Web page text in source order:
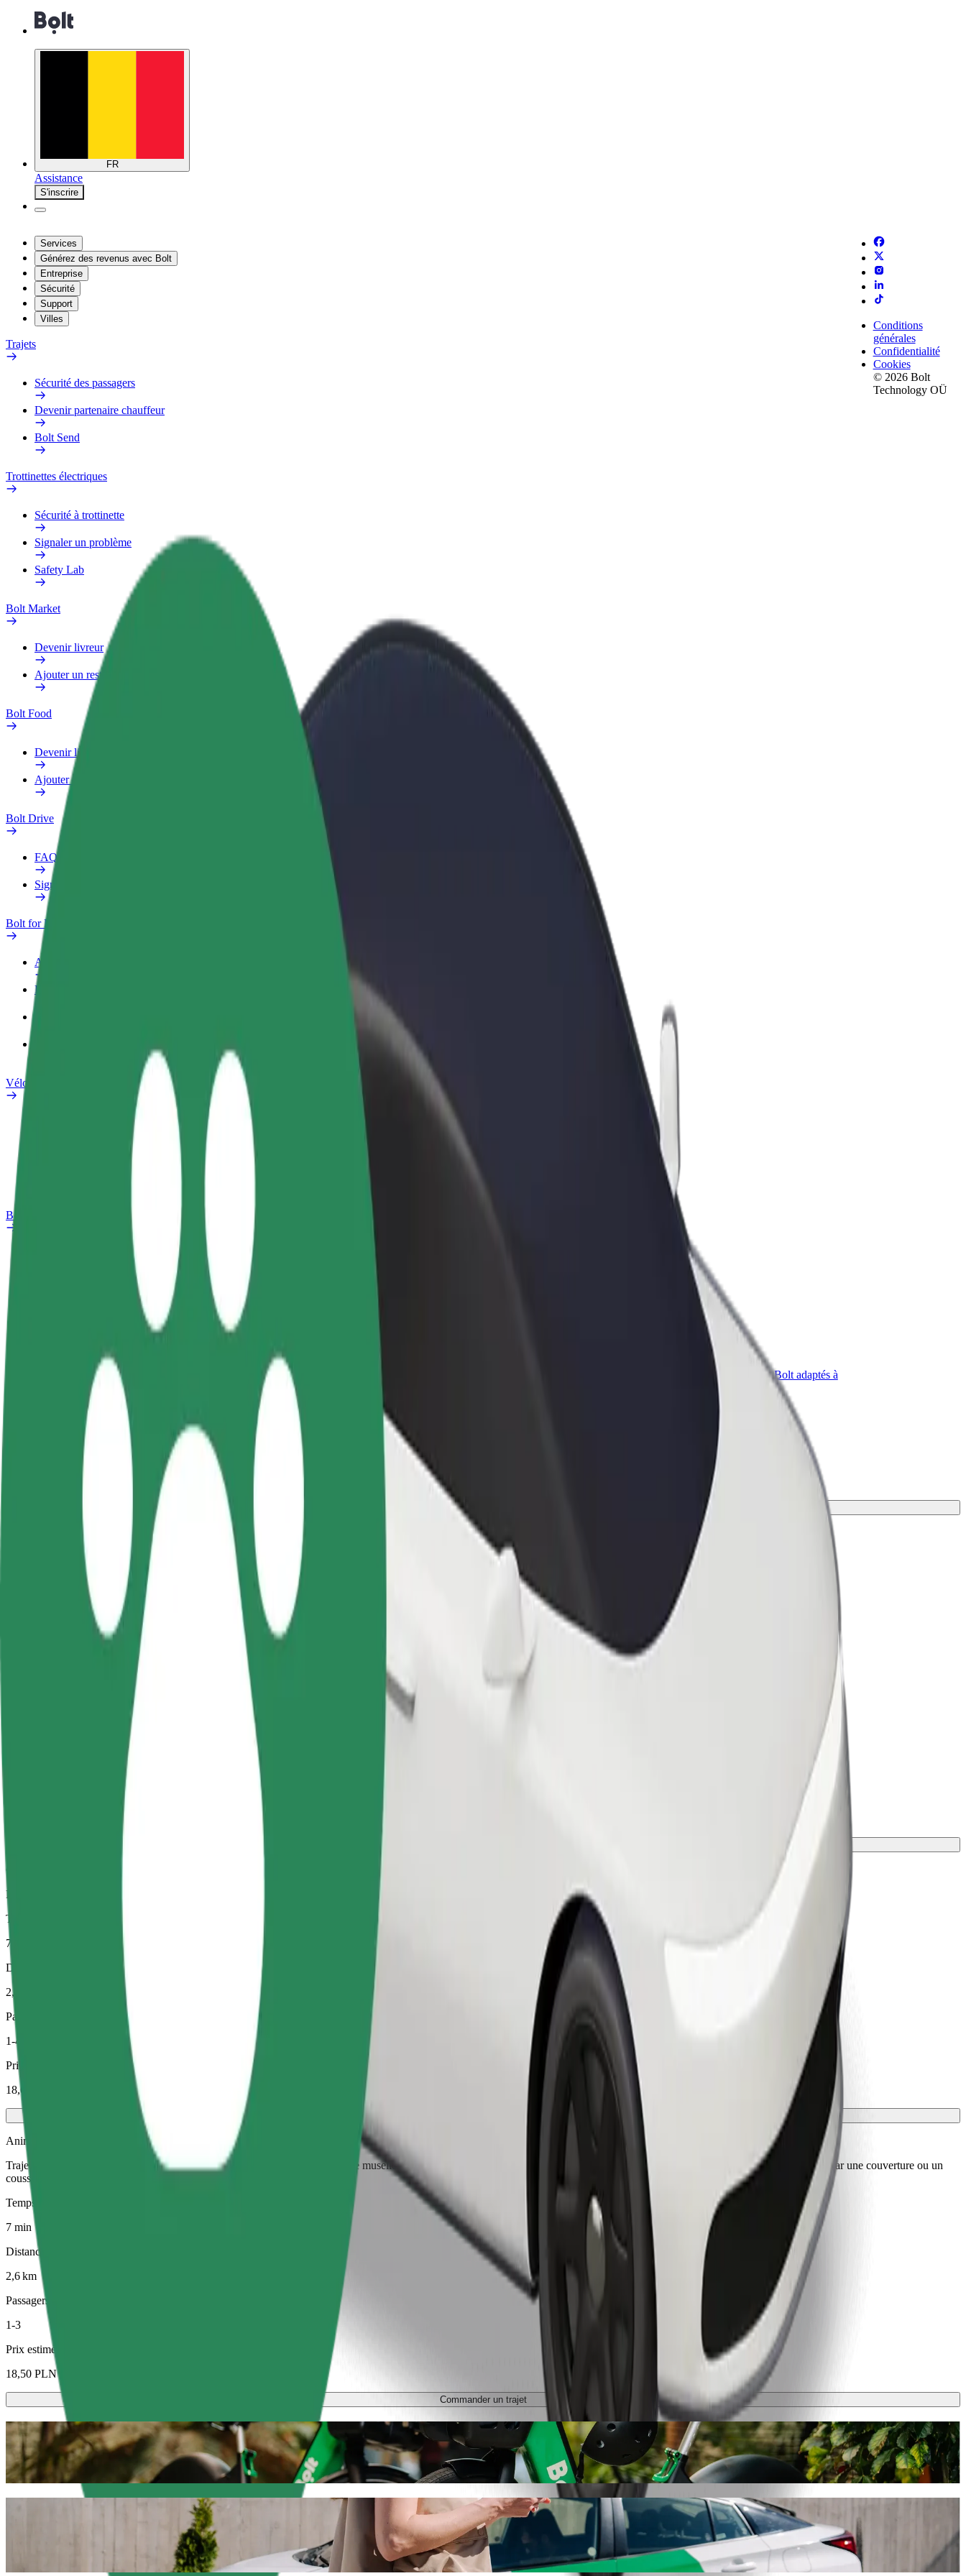
FR
Assistance
S'inscrire
Services
Générez des revenus avec Bolt
Entreprise
Sécurité
Support
Villes
Trajets
Sécurité des passagers
Devenir partenaire chauffeur
Bolt Send
Trottinettes électriques
Sécurité à trottinette
Signaler un problème
Safety Lab
Bolt Market
Devenir livreur
Ajouter un restaurant ou un magasin
Bolt Food
Devenir livreur
Ajouter un restaurant ou un magasin
Bolt Drive
FAQ
Signaler un véhicule
Bolt for Business
Avantages
Profil professionnel
Vélos électriques
Bolt Plus
Devenir partenaire chauffeur
Générez des revenus selon
vos conditions
Livrez des repas et générez des revenus
Atteignez plus de clients et
Bolt for Business
Produits et services Bolt adaptés à
votre entreprise
Conditions
générales
Confidentialité
Cookies
© 2026 Bolt
Technology OÜ
Comment se rendre de Upper Gate in the Old Town à Dworzec tymczasowy Olsztyn Główny
À la recherche du meilleur trajet entre Upper Gate in the Old Town et Dworzec tymczasowy Olsztyn Główny ? Explorez nos services et trouvez celui qui vous convient le mieux.
Télécharger l'appli
Upper Gate in the Old Town
Dworzec tymczasowy Olsztyn Główny
Praticité et confort, en quelques clics !
Trajets fiables dans des voitures classiques de taille moyenne.
Confort
Des voitures plus grandes avec plus d'espace pour les jambes et plus de rangement
Temps de trajet estimé
7 min
Distance estimée
2,6 km
Passagers
1-4
Prix estimé
18,60 PLN
Animaux de compagnie
Trajets pour vous et votre animal de compagnie. Les chiens doivent porter une muselière, les petits animaux doivent être dans une cage de transport, et les sièges doivent être protégés par une couverture ou un
coussin.
Temps de trajet estimé
7 min
Distance estimée
2,6 km
Passagers
1-3
Prix estimé
18,50 PLN
Commander un trajet
Trottinettes ou vélos électriques
Déplacez-vous à Olsztyn à trottinette ou à vélo électrique
Télécharger l'appli Bolt
Déplacez-vous de Upper Gate in the Old Town à Dworzec tymczasowy Olsztyn Główny avec Bolt
Nous vous recommandons de choisir un trajet avec chauffeur Bolt si vous recherchez le meilleur prix pour aller à Dworzec tymczasowy Olsztyn Główny. Avec Bolt, ce trajet prendra environ 7 min et coûtera
environ 12,80 PLN PLN. Quelle que soit l'occasion, nous trouverons le véhicule idéal pour vous.